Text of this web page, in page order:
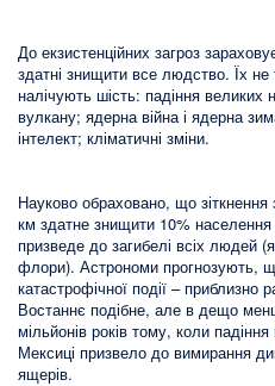
До екзистенційних загроз
здатні знищити все людство. Їх не
налічують шість: падіння великих
вулкану; ядерна війна і ядерна
інтелект; кліматичні зміни.
Науково обраховано, що
км здатне знищити 10%
призведе до загибелі всіх людей
флори). Астрономи прогнозують, що
катастрофічної події – приблизно
Востаннє подібне, але в дещо
мільйонів років тому, коли
Мексиці призвело до вимирання
ящерів.